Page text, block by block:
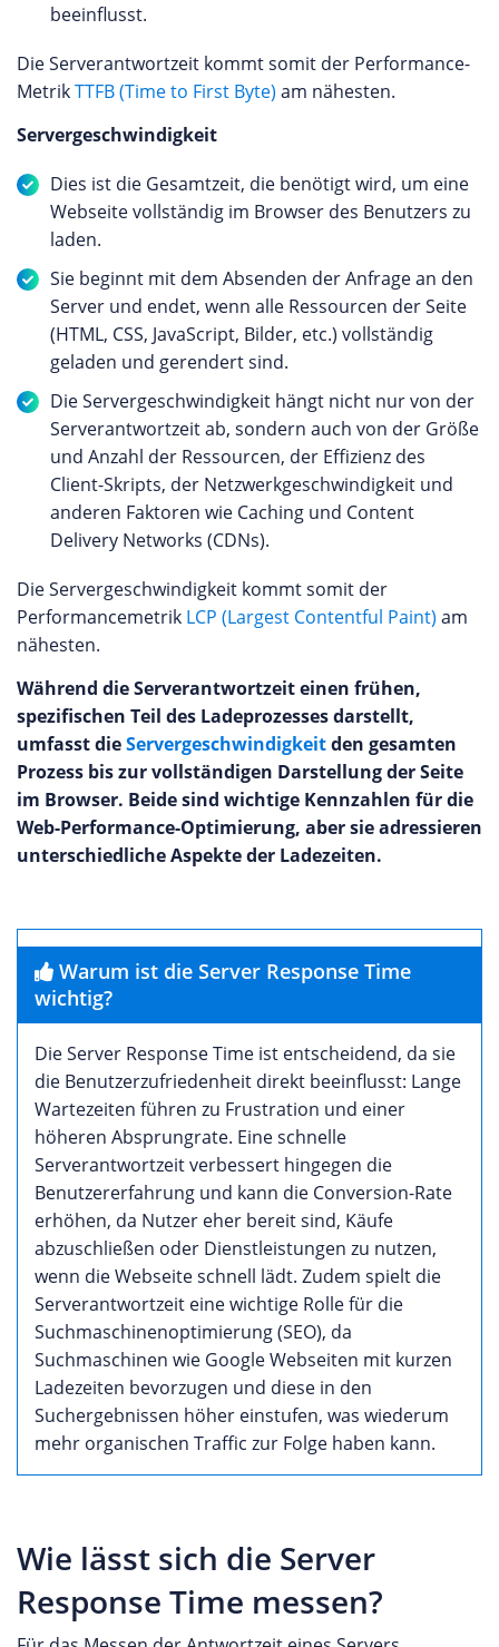
beeinflusst.
Die Serverantwortzeit kommt somit der Performance-
MetrikTTFB (Time to First Byte) am nähesten.
Servergeschwindigkeit
Dies ist die Gesamtzeit, die benötigt wird, um eine
Webseite vollständig im Browser des Benutzers zu
laden.
Sie beginnt mit dem Absenden der Anfrage an den
Server und endet, wenn alle Ressourcen der Seite
(HTML, CSS, JavaScript, Bilder, etc.) vollständig
geladen und gerendert sind.
Die Servergeschwindigkeit hängt nicht nur von der
Serverantwortzeit ab, sondern auch von der Größe
und Anzahl der Ressourcen, der Effizienz des
Client-Skripts, der Netzwerkgeschwindigkeit und
anderen Faktoren wie Caching und Content
Delivery Networks (CDNs).
Die Servergeschwindigkeit kommt somit der
Performancemetrik LCP (Largest Contentful Paint) am
nähesten.
Während die Serverantwortzeit einen frühen,
spezifischen Teil des Ladeprozesses darstellt,
umfasst dieServergeschwindigkeitden gesamten
Prozess bis zur vollständigen Darstellung der Seite
im Browser. Beide sind wichtige Kennzahlen für die
Web-Performance-Optimierung, aber sie adressieren
unterschiedliche Aspekte der Ladezeiten.
Warum ist die Server Response Time
wichtig?
Die Server Response Time ist entscheidend, da sie
die Benutzerzufriedenheit direkt beeinflusst: Lange
Wartezeiten führen zu Frustration und einer
höheren Absprungrate. Eine schnelle
Serverantwortzeit verbessert hingegen die
Benutzererfahrung und kann die Conversion-Rate
erhöhen, da Nutzer eher bereit sind, Käufe
abzuschließen oder Dienstleistungen zu nutzen,
wenn die Webseite schnell lädt. Zudem spielt die
Serverantwortzeit eine wichtige Rolle für die
Suchmaschinenoptimierung (SEO), da
Suchmaschinen wie Google Webseiten mit kurzen
Ladezeiten bevorzugen und diese in den
Suchergebnissen höher einstufen, was wiederum
mehr organischen Traffic zur Folge haben kann.
Wie lässt sich die Server
Response Time messen?